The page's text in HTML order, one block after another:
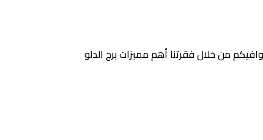
من خلال فقرتنا أهم مميزات برج الدلو